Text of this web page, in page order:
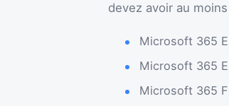
devez avoir au
Microsoft 365
Microsoft 365
Microsoft 365